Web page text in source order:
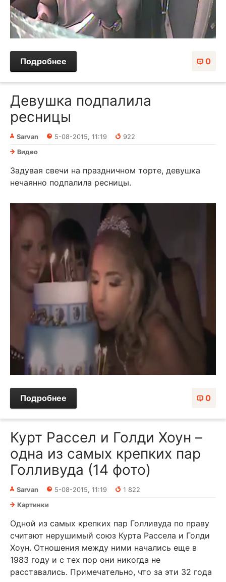
0
Подробнее
Девушка подпалила
ресницы
Sarvan 5-08-2015, 11:19
922
Видео
Задувая свечи на праздничном торте, девушка
нечаянно подпалила ресницы.
0
Подробнее
Курт Рассел и Голди Хоун –
одна из самых крепких пар
Голливуда (14 фото)
Sarvan 5-08-2015, 11:19
1 822
Картинки
Одной из самых крепких пар Голливуда по праву
считают нерушимый союз Курта Рассела и Голди
Хоун. Отношения между ними начались еще в
1983 году и с тех пор они никогда не
расставались. Примечательно, что за эти 32 года